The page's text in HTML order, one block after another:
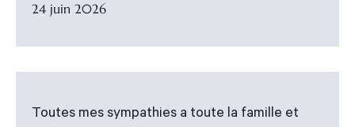
24 juin 2026
Toutes mes sympathies a toute la famille et